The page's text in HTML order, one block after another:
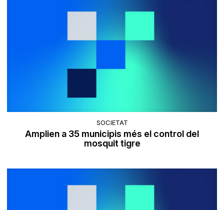
SOCIETAT
Amplien a 35 municipis més el control del
mosquit tigre